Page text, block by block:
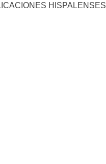
HISPALENSES